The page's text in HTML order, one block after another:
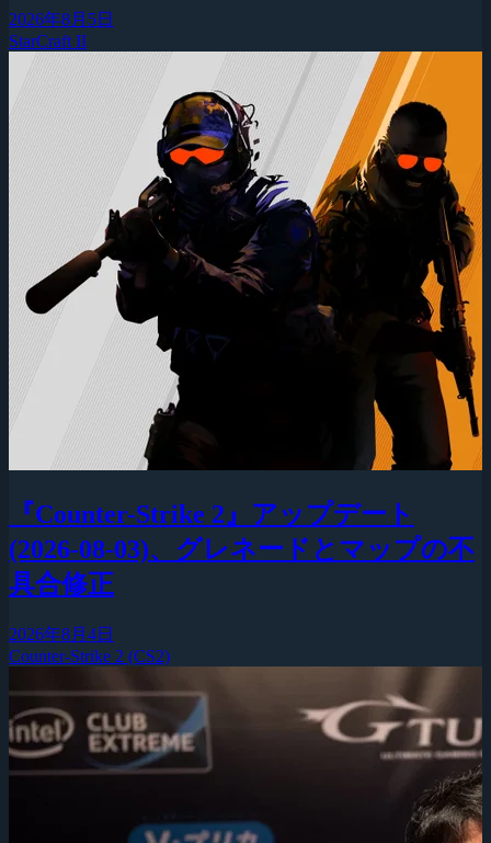
2026年8月5日
StarCraft II
『Counter-Strike 2』アップデート
(2026-08-03)、グレネードとマップの不
具合修正
2026年8月4日
Counter-Strike 2 (CS2)